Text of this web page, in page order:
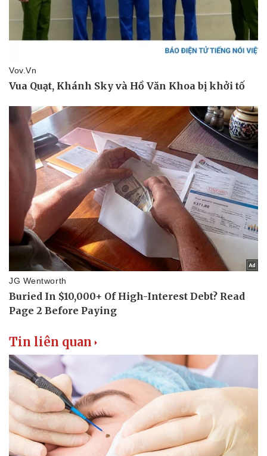
Bóng đá
Lịch thi đấu bóng đá
Thế giới thể thao
eSports
Hậu trường
Ô tô
Tư vấn
Tin liên quan